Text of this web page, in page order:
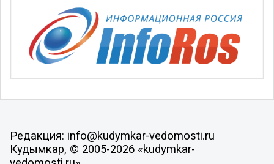
Редакция: info@kudymkar-vedomosti.ru
Кудымкар, © 2005-2026 «kudymkar-